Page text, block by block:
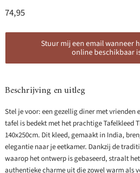
Huidige prijs
74,95
Stuur mij een email wanneer
online beschikbaar
Beschrijving en uitleg
Stel je voor: een gezellig diner met
tafel is bedekt met het prachtige Tafelkleed
140x250cm. Dit kleed, gemaakt in India,
elegantie naar je eetkamer. Dankzij de
waarop het ontwerp is gebaseerd, straalt
authentieke charme uit die zowel warm als